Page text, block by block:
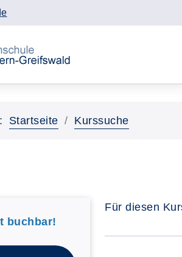
Startseite Kurssuche
buchbar!
Für diesen